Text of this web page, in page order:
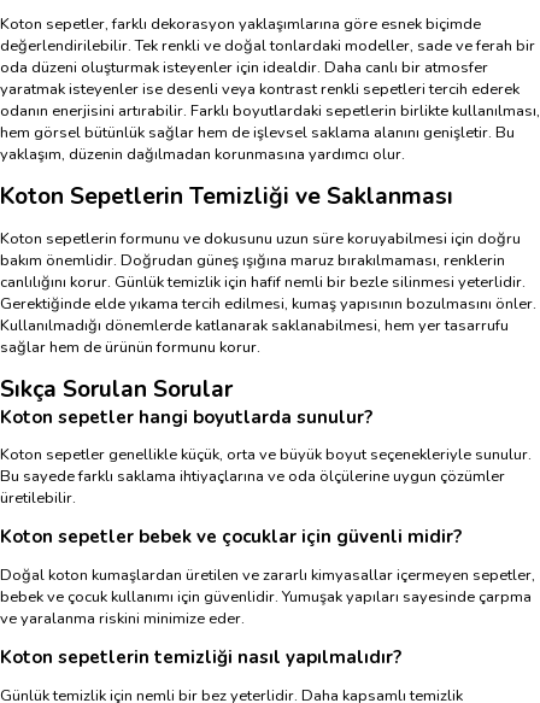
Koton sepetler, farklı dekorasyon yaklaşımlarına göre esnek biçimde
değerlendirilebilir. Tek renkli ve doğal tonlardaki modeller, sade ve ferah bir
oda düzeni oluşturmak isteyenler için idealdir. Daha canlı bir atmosfer
yaratmak isteyenler ise desenli veya kontrast renkli sepetleri tercih ederek
odanın enerjisini artırabilir. Farklı boyutlardaki sepetlerin birlikte kullanılması,
hem görsel bütünlük sağlar hem de işlevsel saklama alanını genişletir. Bu
yaklaşım, düzenin dağılmadan korunmasına yardımcı olur.
Koton Sepetlerin Temizliği ve Saklanması
Koton sepetlerin formunu ve dokusunu uzun süre koruyabilmesi için doğru
bakım önemlidir. Doğrudan güneş ışığına maruz bırakılmaması, renklerin
canlılığını korur. Günlük temizlik için hafif nemli bir bezle silinmesi yeterlidir.
Gerektiğinde elde yıkama tercih edilmesi, kumaş yapısının bozulmasını önler.
Kullanılmadığı dönemlerde katlanarak saklanabilmesi, hem yer tasarrufu
sağlar hem de ürünün formunu korur.
Sıkça Sorulan Sorular
Koton sepetler hangi boyutlarda sunulur?
Koton sepetler genellikle küçük, orta ve büyük boyut seçenekleriyle sunulur.
Bu sayede farklı saklama ihtiyaçlarına ve oda ölçülerine uygun çözümler
üretilebilir.
Koton sepetler bebek ve çocuklar için güvenli midir?
Doğal koton kumaşlardan üretilen ve zararlı kimyasallar içermeyen sepetler,
bebek ve çocuk kullanımı için güvenlidir. Yumuşak yapıları sayesinde çarpma
ve yaralanma riskini minimize eder.
Koton sepetlerin temizliği nasıl yapılmalıdır?
Günlük temizlik için nemli bir bez yeterlidir. Daha kapsamlı temizlik